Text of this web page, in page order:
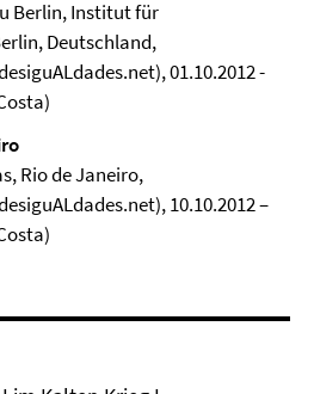
Berlin, Institut für
Deutschland,
01.10.2012 -
Rio de Janeiro,
10.10.2012 –